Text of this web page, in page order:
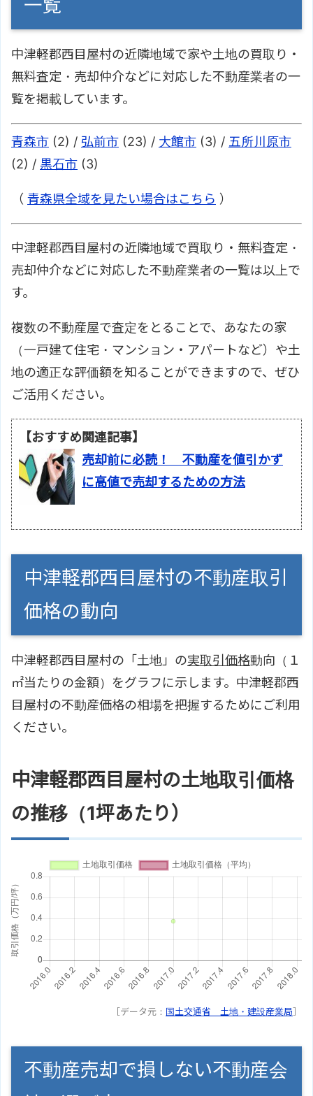
一覧
中津軽郡西目屋村の近隣地域で家や土地の買取り・
無料査定・売却仲介などに対応した不動産業者の一
覧を掲載しています。
青森市 (2) / 弘前市 (23) / 大館市 (3) / 五所川原市
(2) / 黒石市 (3)
（ 青森県全域を見たい場合はこちら ）
中津軽郡西目屋村の近隣地域で買取り・無料査定・
売却仲介などに対応した不動産業者の一覧は以上で
す。
複数の不動産屋で査定をとることで、あなたの家
（一戸建て住宅・マンション・アパートなど）や土
地の適正な評価額を知ることができますので、ぜひ
ご活用ください。
【おすすめ関連記事】
売却前に必読！ 不動産を値引かず
に高値で売却するための方法
中津軽郡西目屋村の不動産取引
価格の動向
中津軽郡西目屋村の「土地」の実取引価格動向（１
㎡当たりの金額）をグラフに示します。中津軽郡西
目屋村の不動産価格の相場を把握するためにご利用
ください。
中津軽郡西目屋村の土地取引価格
の推移（1坪あたり）
［データ元： 国土交通省 土地・建設産業局］
不動産売却で損しない不動産会